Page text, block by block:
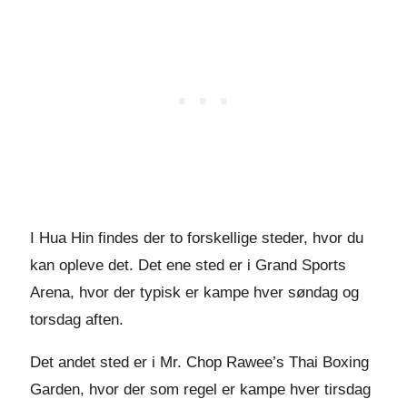
I Hua Hin findes der to forskellige steder, hvor du
kan opleve det. Det ene sted er i Grand Sports
Arena, hvor der typisk er kampe hver søndag og
torsdag aften.
Det andet sted er i Mr. Chop Rawee’s Thai Boxing
Garden, hvor der som regel er kampe hver tirsdag